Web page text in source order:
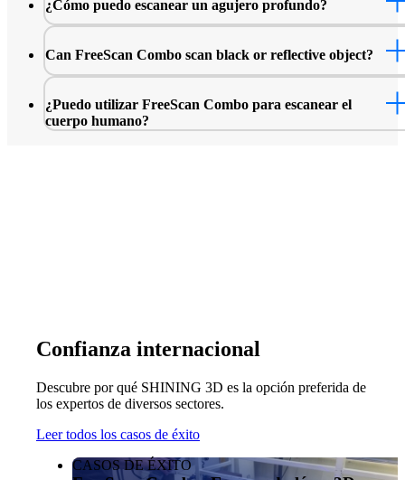
¿Cómo puedo escanear un agujero profundo?
FreeScan Combo dispone de 4 modos de exploración para
Utilice una sola línea láser azul para obtener datos de orificios
profundos.
Can FreeScan Combo scan black or reflective object?
Sí, FreeScan Combo está equipado con una fuente láser azul,
se adapta muy bien a superficies negras y reflectantes.
¿Puedo utilizar FreeScan Combo para escanear el
cuerpo humano?
Confianza internacional
Descubre por qué SHINING 3D es la opción preferida de
los expertos de diversos sectores.
Leer todos los casos de éxito
CASOS DE ÉXITO